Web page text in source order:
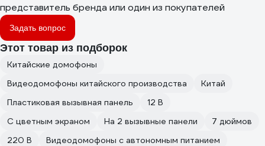
представитель бренда или один из покупателей
Задать вопрос
Этот товар из подборок
Китайские домофоны
Видеодомофоны китайского производства
Китай
Пластиковая вызывная панель
12 В
С цветным экраном
На 2 вызывные панели
7 дюймов
220 В
Видеодомофоны с автономным питанием